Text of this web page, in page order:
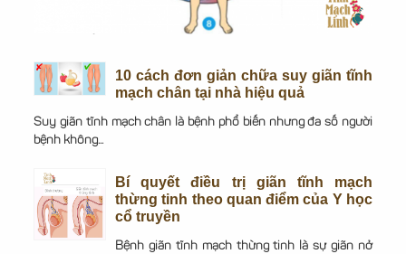
10 cách đơn giản chữa suy giãn tĩnh
mạch chân tại nhà hiệu quả
Suy giãn tĩnh mạch chân là bệnh phổ biến nhưng đa số người
bệnh không...
Bí quyết điều trị giãn tĩnh mạch
thừng tinh theo quan điểm của Y học
cổ truyền
Bệnh giãn tĩnh mạch thừng tinh là sự giãn nở